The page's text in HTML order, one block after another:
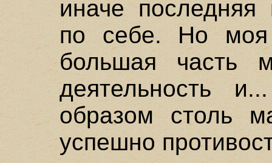
иначе
по себе. Но моя
большая часть
деятельность
образом столь
успешно